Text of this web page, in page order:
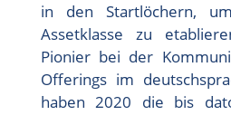
in den Startlöchern,
Assetklasse zu
Pionier bei der
Offerings im
haben 2020 die bis